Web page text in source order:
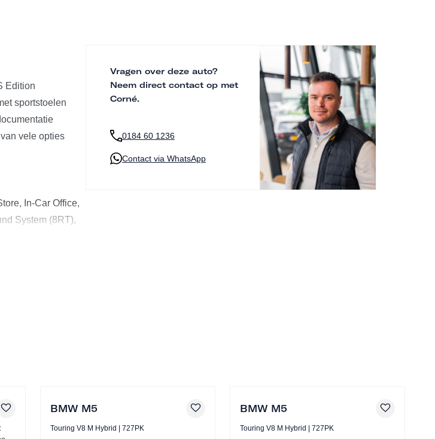
Edition
sportstoelen
vele opties
In-Car Office,
System (8RT),
met S-
Vragen over deze auto?
Neem direct contact op met
Corné.
0184 60 1236
Contact via WhatsApp
BMW M5
Touring V8 M Hybrid | 727PK
BMW M5
Touring V8 M Hybrid | 727PK